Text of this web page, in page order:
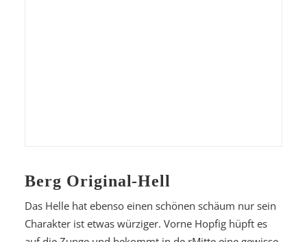
Berg Original-Hell
Das Helle hat ebenso einen schönen schäum nur sein
Charakter ist etwas würziger. Vorne Hopfig hüpft es